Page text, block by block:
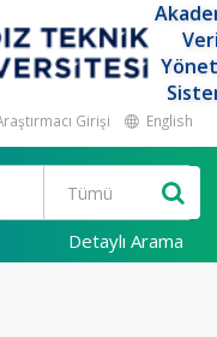
Girişi English
Detaylı Arama